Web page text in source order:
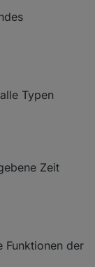
Typen
Zeit
Funktionen der